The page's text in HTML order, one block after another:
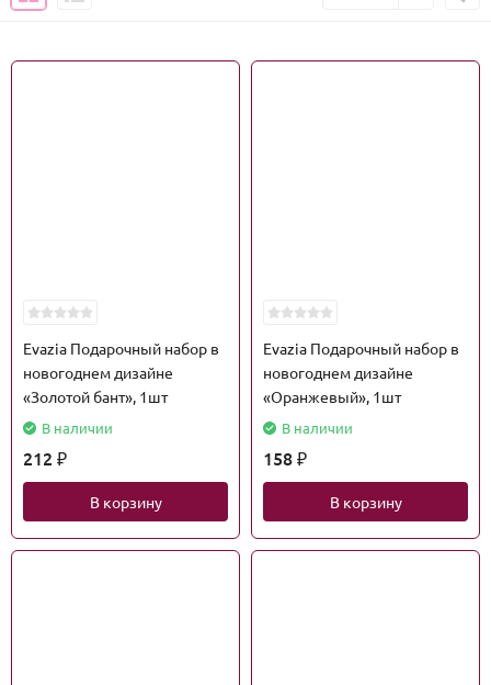
Evazia Подарочный набор в
новогоднем дизайне
«Золотой бант», 1шт
В наличии
212 ₽
В корзину
Evazia Подарочный набор в
новогоднем дизайне
«Оранжевый», 1шт
В наличии
158 ₽
В корзину